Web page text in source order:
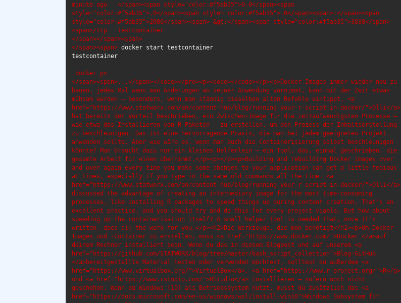
minute ago   </span><span style="color:#f5ab35">0.0</span><span
style="color:#f5ab35">.0</span><span style="color:#f5ab35">.0</span><span>:</span><span
style="color:#f5ab35">2000</span><span>-&gt;</span><span style="color:#f5ab35">3838</span>
<span>/tcp   testcontainer
</span></span><span>
</span><span>
docker ps
</span><span>...</span></code></pre><p><code>‍</code></p><p>Docker-Images immer wieder neu zu
bauen, jedes Mal wenn man Änderungen an seiner Anwendung vornimmt, kann mit der Zeit etwas
mühsam werden – besonders, wenn man ständig dieselben alten Befehle eintippt. <a
href="https://www.statworx.com/en/content-hub/blog/running-your-r-script-in-docker/">Olli</a>
hat bereits den Vorteil beschrieben, ein Zwischen-Image für die zeitaufwendigsten Prozesse –
wie etwa das Installieren von R-Paketen – zu erstellen, um den Prozess der Inhaltserstellung
zu beschleunigen. Das ist eine hervorragende Praxis, die man bei jedem geeigneten Projekt
anwenden sollte. Aber wie wäre es, wenn man auch die Containerisierung selbst beschleunigen
könnte? Man braucht dazu nur ein kleines Helferlein – ein Tool, das, einmal geschrieben, die
gesamte Arbeit für einen übernimmt.</p><p>‍</p><p>Building and rebuilding Docker images over
and over again every time you make some changes to your application can get a little tedious
at times, especially if you type in the same old commands all the time. <a
href="https://www.statworx.com/en/content-hub/blog/running-your-r-script-in-docker/">Olli</a>
discussed the advantage of creating an intermediary image for the most time-consuming
processes, like installing R packages to speed things up during content creation. That's an
excellent practice, and you should try and do this for every project viable. But how about
speeding up the containerisation itself? A small helper tool is needed that, once it's
written, does all the work for you.</p><h2>Die Werkzeuge, die man benötigt</h2><p>Um Docker-
Images und -Container zu erstellen, muss <a href="https://www.docker.com/">Docker </a>auf
deinem Rechner installiert sein. Wenn du das in diesem Blogpost und auf unserem <a
href="https://github.com/STATWORX/blog/tree/master/bash_script_collection">Blog-GitHub
</a>bereitgestellte Material testen oder verwenden möchtest, solltest du außerdem <a
href="https://www.virtualbox.org/">VirtualBox</a>, <a href="https://www.r-project.org/">R</a>
und <a href="https://www.rstudio.com/">RStudio</a> installieren – sofern noch nicht
geschehen. Wenn du Windows (10) als Betriebssystem nutzt, musst du zusätzlich das <a
href="https://docs.microsoft.com/en-us/windows/wsl/install-win10">Windows Subsystem für